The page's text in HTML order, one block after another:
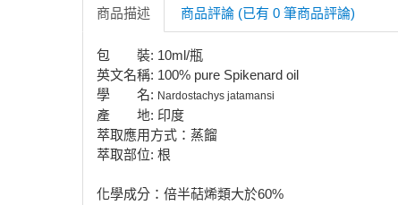
商品描述 商品評論 (已有 0 筆商品評論)
包 裝: 10ml/瓶
英文名稱: 100% pure Spikenard oil
學 名: Nardostachys jatamansi
產 地: 印度
萃取應用方式：蒸餾
萃取部位: 根
化學成分：倍半萜烯類大於60%